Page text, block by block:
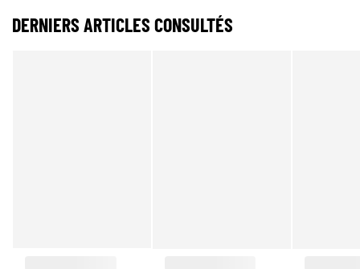
DERNIERS ARTICLES CONSULTÉS